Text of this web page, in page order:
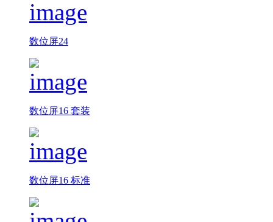
数位屏24
数位屏16 套装
数位屏16 标准